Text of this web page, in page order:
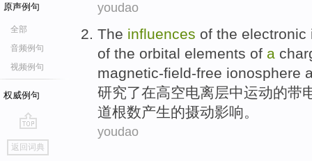
原声例句
全部
音频例句
视频例句
权威例句
go
top
返回词典
youdao
The influences of the
of the orbital elements of a
magnetic-field-free ionosphere
研究了在高空电离层中运动的带
道根数产生的摄动影响。
youdao